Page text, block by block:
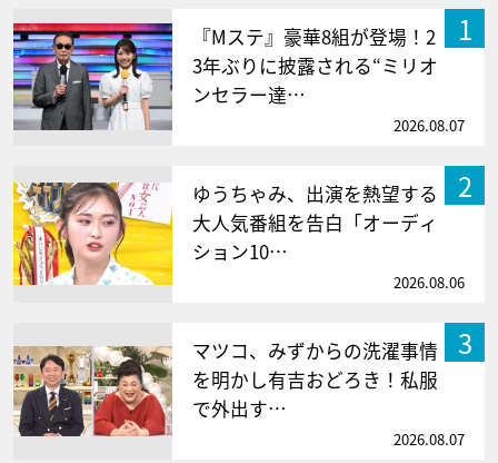
1
『Mステ』豪華8組が登場！2
3年ぶりに披露される“ミリオ
ンセラー達…
2026.08.07
2
ゆうちゃみ、出演を熱望する
大人気番組を告白「オーディ
ション10…
2026.08.06
3
マツコ、みずからの洗濯事情
を明かし有吉おどろき！私服
で外出す…
2026.08.07